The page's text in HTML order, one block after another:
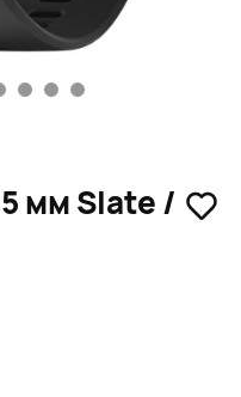
мм Slate /
7 8 9